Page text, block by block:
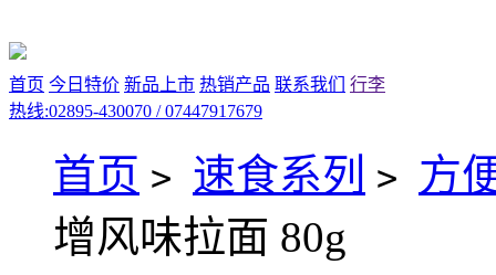
首页 今日特价 新品上市 热销产品 联系我们
行李
热线:02895-430070 / 07447917679
首页 > 速食系列 > 方
增风味拉面 80g